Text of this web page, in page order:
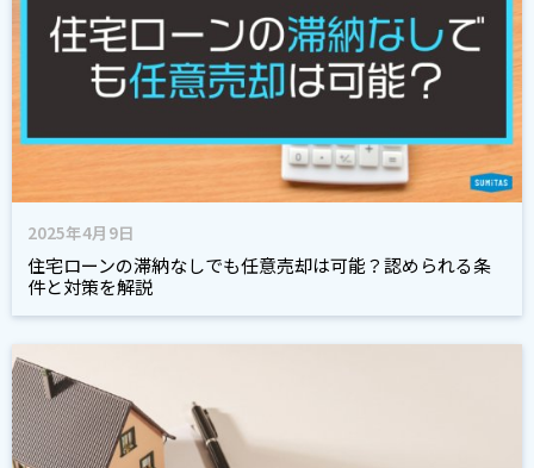
2025年4月9日
住宅ローンの滞納なしでも任意売却は可能？認められる条
件と対策を解説